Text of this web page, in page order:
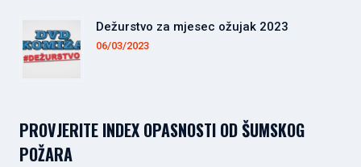
Dežurstvo za mjesec ožujak 2023
06/03/2023
PROVJERITE INDEX OPASNOSTI OD ŠUMSKOG
POŽARA